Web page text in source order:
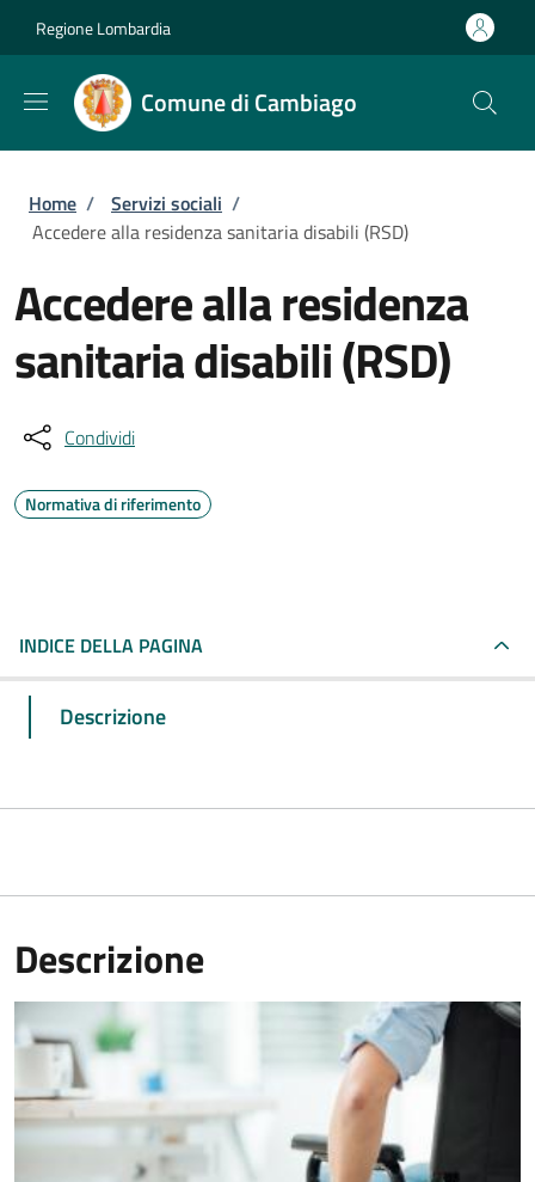
Regione Lombardia
Comune di Cambiago
Briciole di pane
Home / Servizi sociali /
Accedere alla residenza sanitaria disabili (RSD)
Accedere alla residenza
sanitaria disabili (RSD)
Condividi
Normativa di riferimento
INDICE DELLA PAGINA
Descrizione
Descrizione